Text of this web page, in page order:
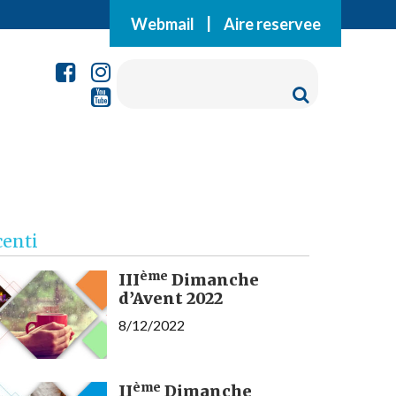
Webmail Aire reservee
IIIème Dimanche
d’Avent 2022
8/12/2022
IIème Dimanche